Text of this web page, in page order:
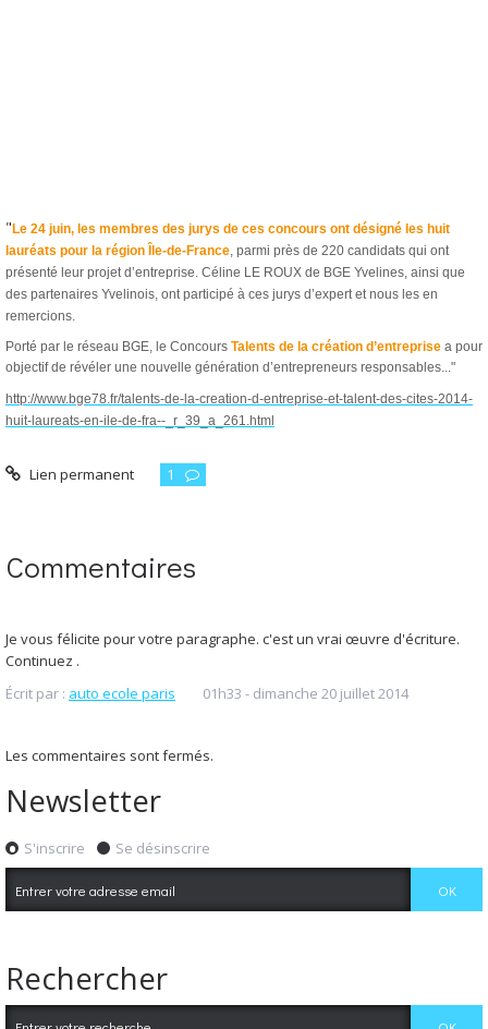
" Le 24 juin, les membres des jurys de ces concours ont désigné les huit
lauréats pour la région Île-de-France, parmi près de 220 candidats qui ont
présenté leur projet d’entreprise. Céline LE ROUX de BGE Yvelines, ainsi que
des partenaires Yvelinois, ont participé à ces jurys d’expert et nous les en
remercions.
Porté par le réseau BGE, le Concours Talents de la création d’entreprise a pour
objectif de révéler une nouvelle génération d’entrepreneurs responsables..."
http://www.bge78.fr/talents-de-la-creation-d-entreprise-et-talent-des-cites-2014-
huit-laureats-en-ile-de-fra--_r_39_a_261.html
Lien permanent 1
Commentaires
Je vous félicite pour votre paragraphe. c'est un vrai œuvre d'écriture.
Continuez .
Écrit par : auto ecole paris 01h33 - dimanche 20 juillet 2014
Les commentaires sont fermés.
Newsletter
S'inscrire Se désinscrire
Rechercher